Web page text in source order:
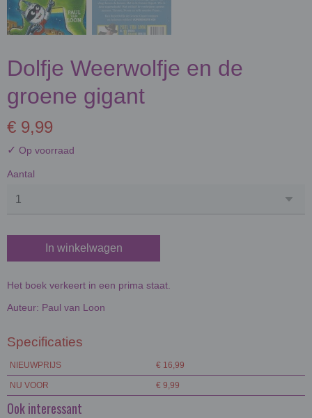
Dolfje Weerwolfje en de
groene gigant
€ 9,99
✓ Op voorraad
Aantal
In winkelwagen
Het boek verkeert in een prima staat.
Auteur: Paul van Loon
Specificaties
NIEUWPRIJS € 16,99
NU VOOR € 9,99
Ook interessant